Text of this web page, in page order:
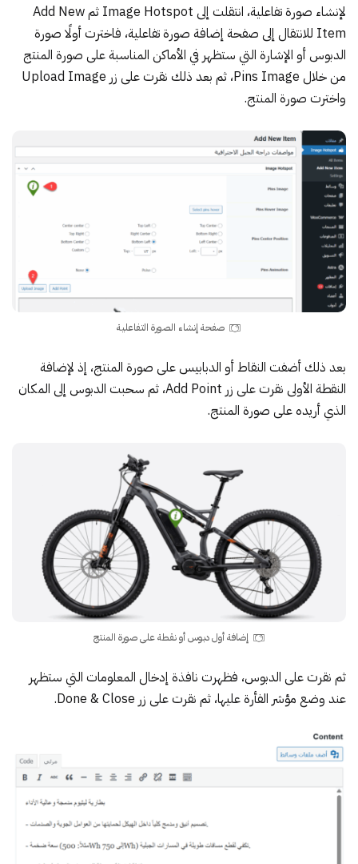
لإنشاء صورة تفاعلية، انتقلت إلى Image Hotspot ثم Add New
Item للانتقال إلى صفحة إضافة صورة تفاعلية، فاخترت أولًا صورة
الدبوس أو الإشارة التي ستظهر في الأماكن المناسبة على صورة المنتج
من خلال Pins Image، ثم بعد ذلك نقرت على زر Upload Image
واخترت صورة المنتج.
صفحة إنشاء الصورة التفاعلية
بعد ذلك أضفت النقاط أو الدبابيس على صورة المنتج، إذ لإضافة
النقطة الأولى نقرت على زر Add Point، ثم سحبت الدبوس إلى المكان
الذي أريده على صورة المنتج.
إضافة أول دبوس أو نقطة على صورة المنتج
ثم نقرت على الدبوس، فظهرت نافذة إدخال المعلومات التي ستظهر
عند وضع مؤشر الفأرة عليها، ثم نقرت على زر Done & Close.